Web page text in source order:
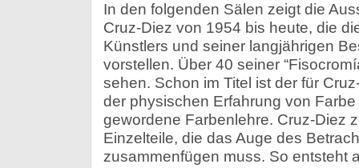
In den folgenden Sälen zeigt die
Cruz-Diez von 1954 bis heute, die
Künstlers und seiner langjährigen
vorstellen. Über 40 seiner
sehen. Schon im Titel ist der für
der physischen Erfahrung von
gewordene Farbenlehre. Cruz-Diez
Einzelteile, die das Auge des
zusammenfügen muss. So entsteht